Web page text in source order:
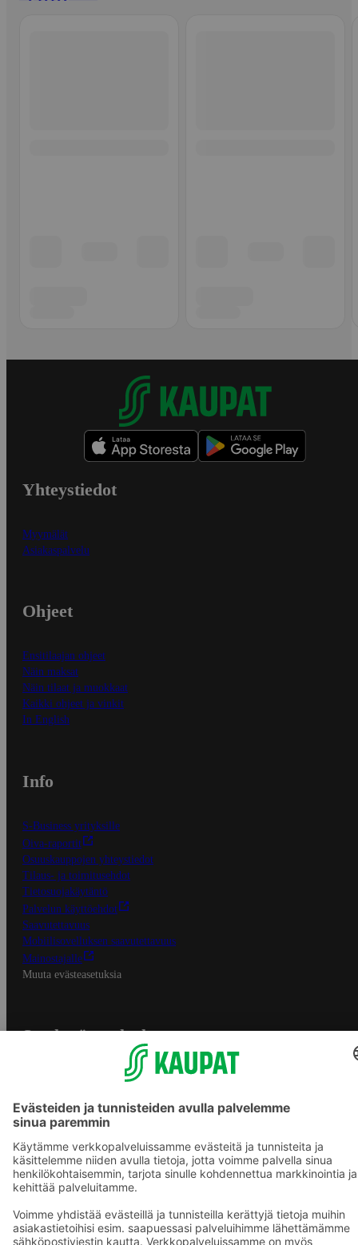
Yhteystiedot
Myymälät
Asiakaspalvelu
Ohjeet
Ensitilaajan ohjeet
Näin maksat
Näin tilaat ja muokkaat
Kaikki ohjeet ja vinkit
In English
Info
S-Business yrityksille
Oiva-raportit
Osuuskauppojen yhteystiedot
Tilaus- ja toimitusehdot
Tietosuojakäytäntö
Palvelun käyttöehdot
Saavutettavuus
Mobiilisovelluksen saavutettavuus
Mainostajalle
Muuta evästeasetuksia
S-ryhmän palvelut
Yhteishyvä Ruoka -sovellus
Prisma.fi
Sokos.fi
S-Pankki
Sokos Hotels
Raflaamo